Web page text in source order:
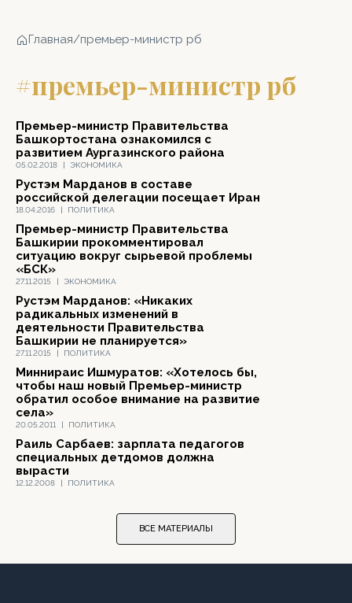
Главная/премьер-министр рб
#премьер-министр рб
05.02.2018 | ЭКОНОМИКА
Премьер-министр Правительства
Башкортостана ознакомился с
развитием Аургазинского района
18.04.2016 | ПОЛИТИКА
Рустэм Марданов в составе
российской делегации посещает Иран
27.11.2015 | ЭКОНОМИКА
Премьер-министр Правительства
Башкирии прокомментировал
ситуацию вокруг сырьевой проблемы
«БСК»
27.11.2015 | ПОЛИТИКА
Рустэм Марданов: «Никаких
радикальных изменений в
деятельности Правительства
Башкирии не планируется»
20.05.2011 | ПОЛИТИКА
Миннираис Ишмуратов: «Хотелось бы,
чтобы наш новый Премьер-министр
обратил особое внимание на развитие
села»
12.12.2008 | ПОЛИТИКА
Раиль Сарбаев: зарплата педагогов
специальных детдомов должна
вырасти
ВСЕ МАТЕРИАЛЫ